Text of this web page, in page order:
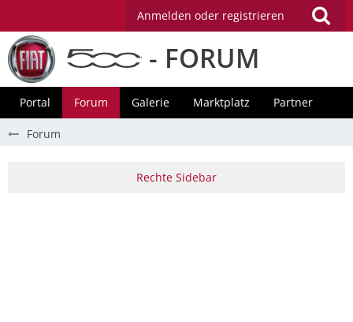
Anmelden oder registrieren
- FORUM
Portal Forum Galerie Marktplatz Partner
Forum